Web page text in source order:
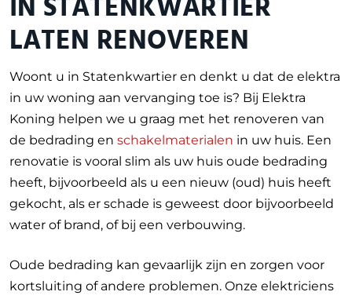
IN STATENKWARTIER
LATEN RENOVEREN
Woont u in Statenkwartier en denkt u dat de elektra
in uw woning aan vervanging toe is? Bij Elektra
Koning helpen we u graag met het renoveren van
de bedrading en schakelmaterialen in uw huis. Een
renovatie is vooral slim als uw huis oude bedrading
heeft, bijvoorbeeld als u een nieuw (oud) huis heeft
gekocht, als er schade is geweest door bijvoorbeeld
water of brand, of bij een verbouwing.
Oude bedrading kan gevaarlijk zijn en zorgen voor
kortsluiting of andere problemen. Onze elektriciens